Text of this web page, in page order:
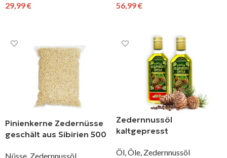
29,99€
56,99€
Pinienkerne Zedernüsse
geschält aus Sibirien 500
Nüsse Zedernnussöl
Zedernnussöl
kaltgepresst
Sibirien 2 x 250 ml
Öl,Öle, Zedernnussöl